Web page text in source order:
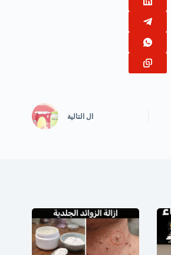
ال التالية